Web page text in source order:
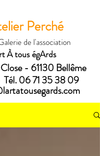
Perché
de l'association
À tous égArds
- 61130 Bellême
Tél.06 71 35 38 09